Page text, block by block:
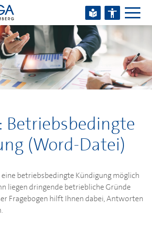
Betriebsbedingte
(Word-Datei)
betriebsbedingte Kündigung möglich
liegen dringende betriebliche Gründe
Fragebogen hilft Ihnen dabei, Antworten